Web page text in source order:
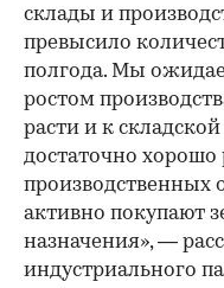
00:00 /
склады и
превысило
полгода. Мы
ростом
расти и к
достаточно хорошо
производственных
активно покупают
назначения», —
индустриального